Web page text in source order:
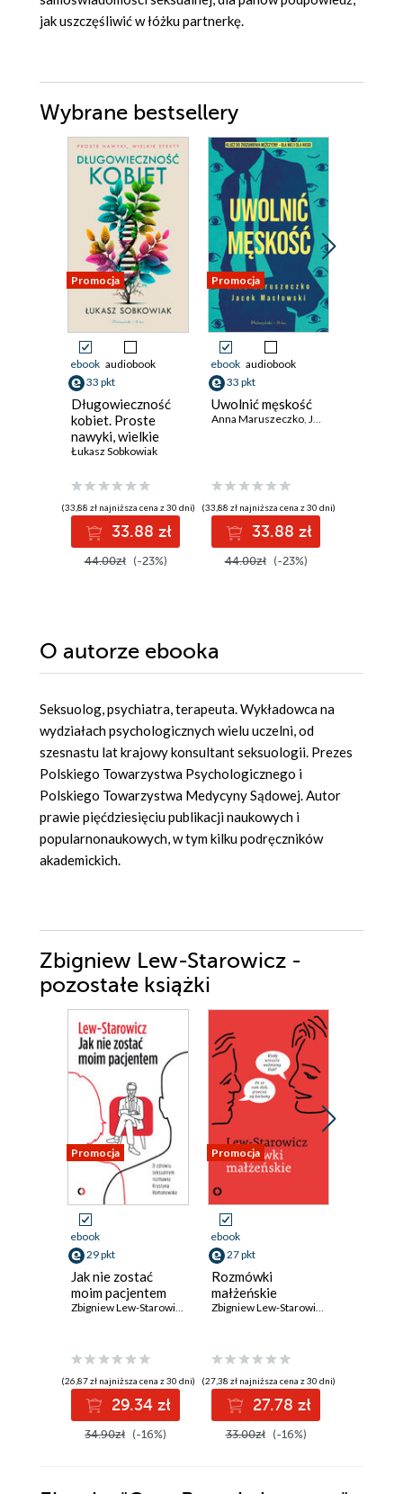
jak uszczęśliwić w łóżku partnerkę.
Wybrane bestsellery
Promocja
ebook audiobook
33 pkt
Długowieczność
kobiet. Proste
nawyki, wielkie
efekty
Łukasz Sobkowiak
(33,88 zł najniższa cena z 30 dni)
33.88 zł
44.00zł (-23%)
Promocja
ebook audiobook
33 pkt
Uwolnić męskość
Anna Maruszeczko Jacek Masłowski
(33,88 zł najniższa cena z 30 dni)
33.88 zł
44.00zł (-23%)
O autorze ebooka
Seksuolog, psychiatra, terapeuta. Wykładowca na
wydziałach psychologicznych wielu uczelni, od
szesnastu lat krajowy konsultant seksuologii. Prezes
Polskiego Towarzystwa Psychologicznego i
Polskiego Towarzystwa Medycyny Sądowej. Autor
prawie pięćdziesięciu publikacji naukowych i
popularnonaukowych, w tym kilku podręczników
akademickich.
Zbigniew Lew-Starowicz -
pozostałe książki
Promocja
ebook
29 pkt
Jak nie zostać
moim pacjentem
Zbigniew Lew-Starowicz
(26,87 zł najniższa cena z 30 dni)
29.34 zł
34.90zł (-16%)
Promocja
ebook
27 pkt
Rozmówki
małżeńskie
Zbigniew Lew-Starowicz
(27,38 zł najniższa cena z 30 dni)
27.78 zł
33.00zł (-16%)